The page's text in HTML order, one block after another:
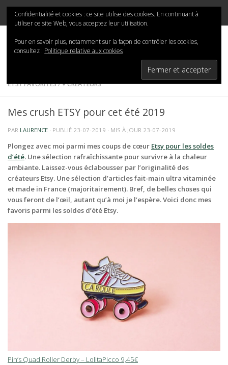
Skip to content
Mina-San
ETSY FAVORITES/♥ CRÉATEURS
Mes crush ETSY pour cet été 2019
PAR LAURENCE · PUBLIÉ 23-07-2019 · MIS À JOUR 23-07-2019
Plongez avec moi parmi mes coups de cœur Etsy pour les soldes
d’été. Une sélection rafraîchissante pour survivre à la chaleur
ambiante. Laissez-vous éclabousser par l’originalité des
créateurs Etsy. Une sélection d’articles fait-main ultra vitaminée
et made in France (majoritairement). Bref, de belles choses qui
vous feront de l’œil, autant qu’à moi je l’espère. Voici donc mes
favoris parmi les soldes d’été Etsy.
Pin’s Quad Roller Derby – LolitaPicco 9,45€
Confidentialité et cookies : ce site utilise des cookies. En continuant à
utiliser ce site Web, vous acceptez leur utilisation.
Pour en savoir plus, notamment sur la façon de contrôler les cookies,
consultez : Politique relative aux cookies